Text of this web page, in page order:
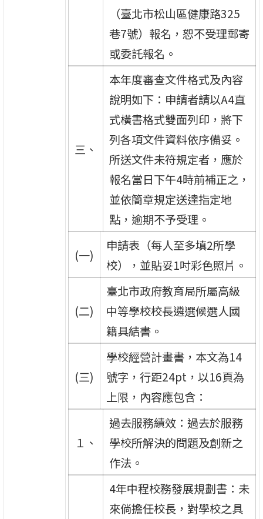
（臺北市松山區健康路325
巷7號）報名，恕不受理郵寄
或委託報名。
三、
本年度審查文件格式及內容
說明如下：申請者請以A4直
式橫書格式雙面列印，將下
列各項文件資料依序備妥。
所送文件未符規定者，應於
報名當日下午4時前補正之，
並依簡章規定送達指定地
點，逾期不予受理。
(一)
申請表（每人至多填2所學
校），並貼妥1吋彩色照片。
(二)
臺北市政府教育局所屬高級
中等學校校長遴選候選人國
籍具結書。
(三)
學校經營計畫書，本文為14
號字，行距24pt，以16頁為
上限，內容應包含：
１、
過去服務績效：過去於服務
學校所解決的問題及創新之
作法。
4年中程校務發展規劃書：未
來倘擔任校長，對學校之具